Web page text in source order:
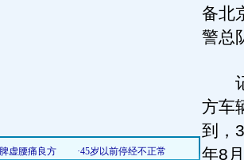
备北
警总
记
方车
到，
年8